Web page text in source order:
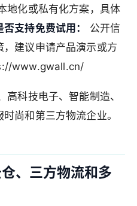
地化或私有化方案，具体
否支持免费试用：
公开信
建议申请产品演示或方
www.gwall.cn/
高科技电子、智能制造、
尚和第三方物流企业。
、三方物流和多